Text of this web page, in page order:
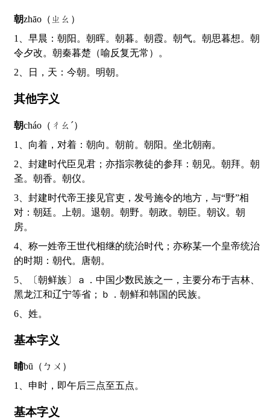
朝zhāo（ㄓㄠ）
1、早晨：朝阳。朝晖。朝暮。朝霞。朝气。朝思暮想。朝
令夕改。朝秦暮楚（喻反复无常）。
2、日，天：今朝。明朝。
其他字义
朝cháo（ㄔㄠˊ）
1、向着，对着：朝向。朝前。朝阳。坐北朝南。
2、封建时代臣见君；亦指宗教徒的参拜：朝见。朝拜。朝
圣。朝香。朝仪。
3、封建时代帝王接见官吏，发号施令的地方，与“野”相
对：朝廷。上朝。退朝。朝野。朝政。朝臣。朝议。朝
房。
4、称一姓帝王世代相继的统治时代；亦称某一个皇帝统治
的时期：朝代。唐朝。
5、〔朝鲜族〕ａ．中国少数民族之一，主要分布于吉林、
黑龙江和辽宁等省；ｂ．朝鲜和韩国的民族。
6、姓。
基本字义
晡bū（ㄅㄨ）
1、申时，即午后三点至五点。
基本字义